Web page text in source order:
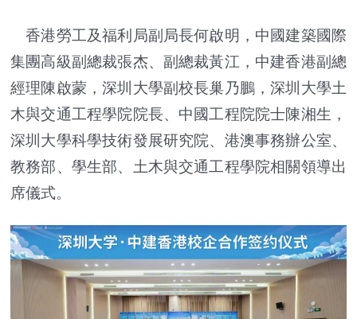
香港勞工及福利局副局長何啟明，中國建築國際
集團高級副總裁張杰、副總裁黃江，中建香港副總
經理陳啟蒙，深圳大學副校長巢乃鵬，深圳大學土
木與交通工程學院院長、中國工程院院士陳湘生，
深圳大學科學技術發展研究院、港澳事務辦公室、
教務部、學生部、土木與交通工程學院相關領導出
席儀式。